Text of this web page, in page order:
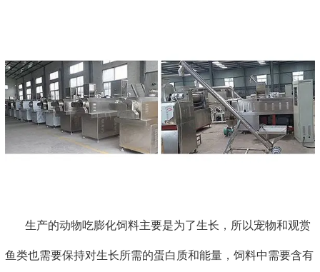
生产的动物吃膨化饲料主要是为了生长，所以宠物和观赏
鱼类也需要保持对生长所需的蛋白质和能量，饲料中需要含有